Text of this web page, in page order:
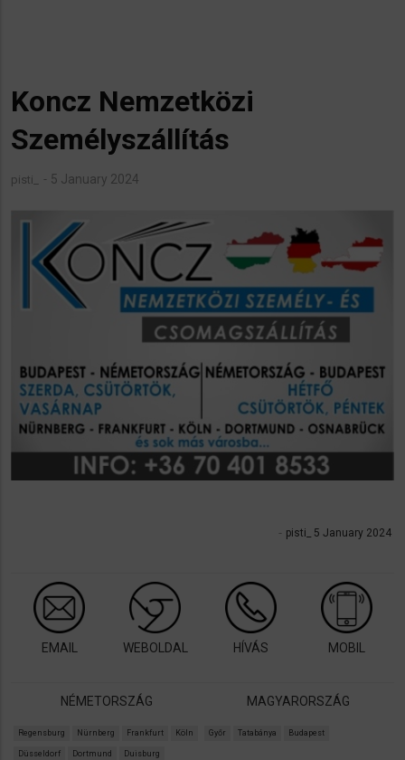
Koncz Nemzetközi
Személyszállítás
pisti_ 5 January 2024
pisti_ 5 January 2024
EMAIL WEBOLDAL HÍVÁS MOBIL
NÉMETORSZÁG MAGYARORSZÁG
Regensburg Nürnberg Frankfurt Köln
Düsseldorf Dortmund Duisburg
Győr Tatabánya Budapest